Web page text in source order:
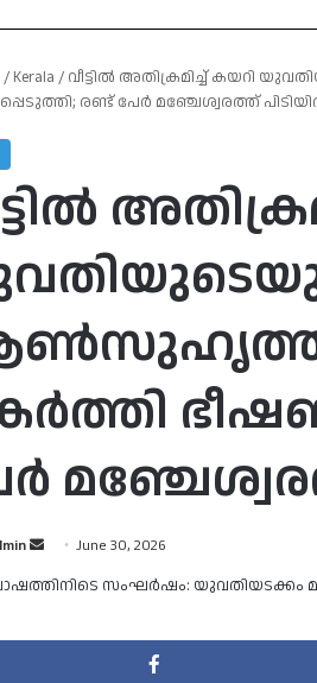
/ Kerala / വീട്ടിൽ അതിക്രമിച്ച്
രണ്ട് പേർ മഞ്ചേശ്വരത്ത്
Send June 30, 2026